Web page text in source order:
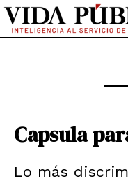
Ir
contenido
Capsula
Lo más